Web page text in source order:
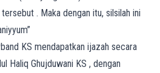
. Maka dengan itu, silsilah ini
KS mendapatkan ijazah secara
Haliq Ghujduwani KS , dengan